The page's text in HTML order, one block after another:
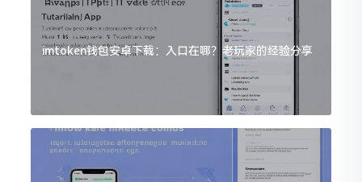
imtoken钱包安卓下载：入口在哪？老玩家的经验分享